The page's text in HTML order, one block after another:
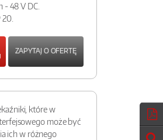
- 48 V DC.
ZAPYTAJ O OFERTĘ
które w
może być
ich w różnego